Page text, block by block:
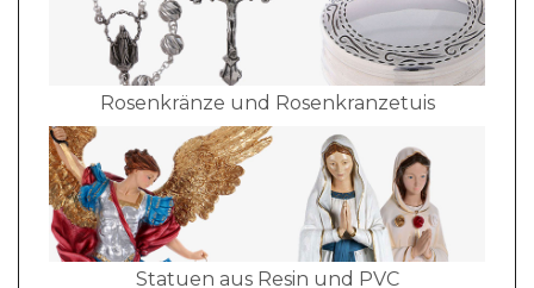
Rosenkränze und Rosenkranzetuis
Statuen aus Resin und PVC